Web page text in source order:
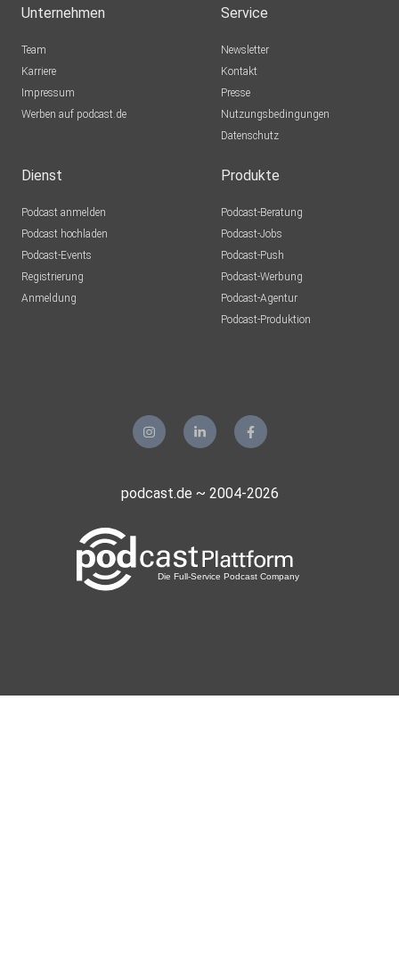
Unternehmen
Team
Karriere
Impressum
Werben auf podcast.de
Service
Newsletter
Kontakt
Presse
Nutzungsbedingungen
Datenschutz
Dienst
Podcast anmelden
Podcast hochladen
Podcast-Events
Registrierung
Anmeldung
Produkte
Podcast-Beratung
Podcast-Jobs
Podcast-Push
Podcast-Werbung
Podcast-Agentur
Podcast-Produktion
podcast.de ~ 2004-2026